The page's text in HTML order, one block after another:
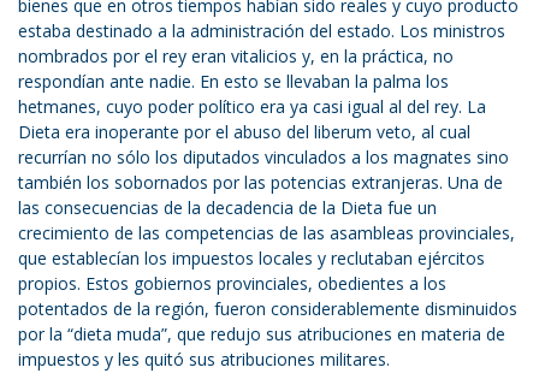
bienes que en otros tiempos habían sido reales y cuyo producto
estaba destinado a la administración del estado. Los ministros
nombrados por el rey eran vitalicios y, en la práctica, no
respondían ante nadie. En esto se llevaban la palma los
hetmanes, cuyo poder político era ya casi igual al del rey. La
Dieta era inoperante por el abuso del liberum veto, al cual
recurrían no sólo los diputados vinculados a los magnates sino
también los sobornados por las potencias extranjeras. Una de
las consecuencias de la decadencia de la Dieta fue un
crecimiento de las competencias de las asambleas provinciales,
que establecían los impuestos locales y reclutaban ejércitos
propios. Estos gobiernos provinciales, obedientes a los
potentados de la región, fueron considerablemente disminuidos
por la “dieta muda”, que redujo sus atribuciones en materia de
impuestos y les quitó sus atribuciones militares.